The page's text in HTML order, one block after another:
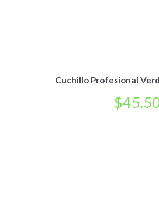
Cuchillo Profesional
$